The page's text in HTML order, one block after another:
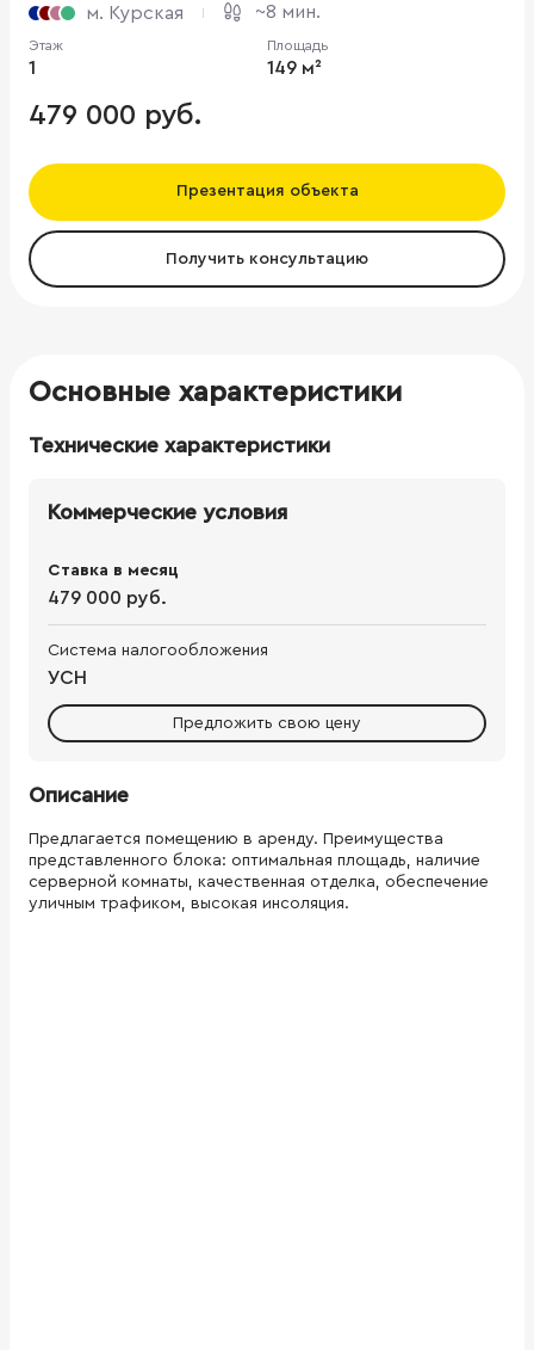
м. Курская
~8 мин.
Этаж
1
Площадь
149 м²
479 000 руб.
Презентация объекта
Получить консультацию
Основные характеристики
Технические характеристики
Коммерческие условия
Ставка в месяц
479 000 руб.
Система налогообложения
УСН
Предложить свою цену
Описание
Предлагается помещению в аренду. Преимущества
представленного блока: оптимальная площадь, наличие
серверной комнаты, качественная отделка, обеспечение
уличным трафиком, высокая инсоляция.